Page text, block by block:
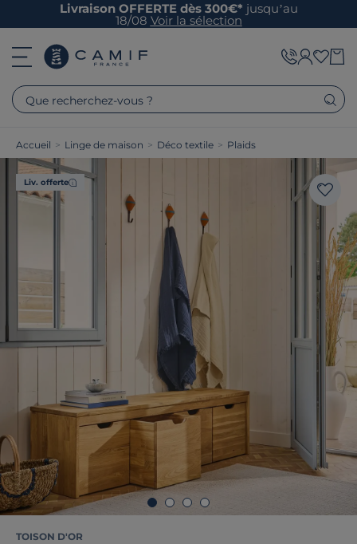
Livraison OFFERTE dès 300€* jusqu’au
18/08 Voir la sélection
Que recherchez-vous ?
Accueil > Linge de maison > Déco textile > Plaids
Liv. offerte
TOISON D'OR